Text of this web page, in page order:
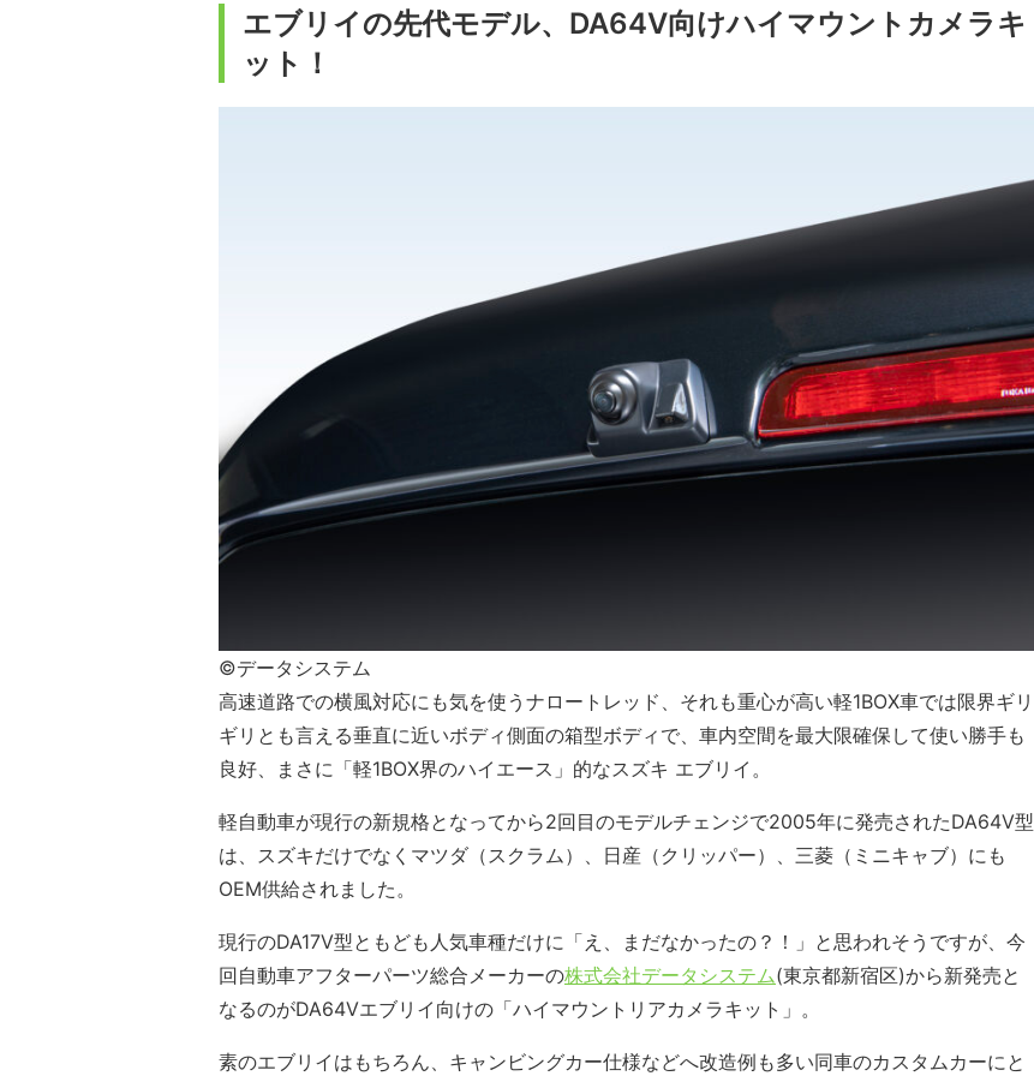
エブリイの先代モデル、DA64V向けハイマウントカメラキ
ット！
©データシステム
高速道路での横風対応にも気を使うナロートレッド、それも重心が高い軽1BOX車では限界ギリ
ギリとも言える垂直に近いボディ側面の箱型ボディで、車内空間を最大限確保して使い勝手も
良好、まさに「軽1BOX界のハイエース」的なスズキ エブリイ。
軽自動車が現行の新規格となってから2回目のモデルチェンジで2005年に発売されたDA64V型
は、スズキだけでなくマツダ（スクラム）、日産（クリッパー）、三菱（ミニキャブ）にも
OEM供給されました。
現行のDA17V型ともども人気車種だけに「え、まだなかったの？！」と思われそうですが、今
回自動車アフターパーツ総合メーカーの株式会社データシステム(東京都新宿区)から新発売と
なるのがDA64Vエブリイ向けの「ハイマウントリアカメラキット」。
素のエブリイはもちろん、キャンビングカー仕様などへ改造例も多い同車のカスタムカーにと